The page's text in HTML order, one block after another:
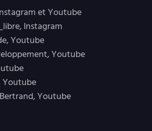
et Youtube
Instagram
Youtube
Youtube
Youtube
Youtube